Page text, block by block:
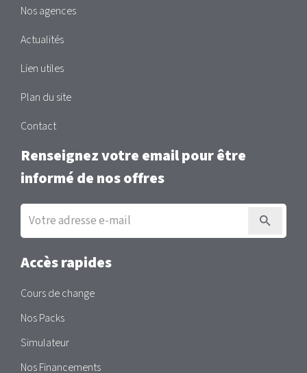
Nos agences
Actualités
Lien utiles
Plan du site
Contact
Renseignez votre email pour être
informé de nos offres
Inscription
la
newsletter
Accès rapides
Cours de change
Nos Packs
Simulateur
Nos Financements